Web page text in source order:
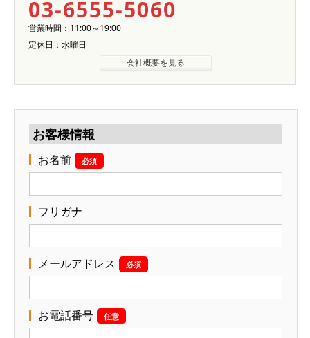
03-6555-5060
営業時間：11:00～19:00
定休日：水曜日
会社概要を見る
お客様情報
お名前 必須
フリガナ
メールアドレス 必須
お電話番号 任意